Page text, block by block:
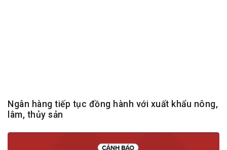
Ngân hàng tiếp tục đồng hành với xuất khẩu nông,
lâm, thủy sản